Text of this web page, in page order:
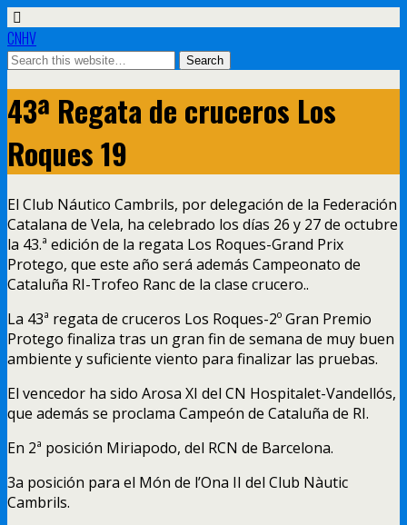
CNHV
43ª Regata de cruceros Los
Roques 19
El Club Náutico Cambrils, por delegación de la Federación
Catalana de Vela, ha celebrado los días 26 y 27 de octubre
la 43.ª edición de la regata Los Roques-Grand Prix
Protego, que este año será además Campeonato de
Cataluña RI-Trofeo Ranc de la clase crucero..
La 43ª regata de cruceros Los Roques-2º Gran Premio
Protego finaliza tras un gran fin de semana de muy buen
ambiente y suficiente viento para finalizar las pruebas.
El vencedor ha sido Arosa XI del CN Hospitalet-Vandellós,
que además se proclama Campeón de Cataluña de RI.
En 2ª posición Miriapodo, del RCN de Barcelona.
3a posición para el Món de l’Ona II del Club Nàutic
Cambrils.